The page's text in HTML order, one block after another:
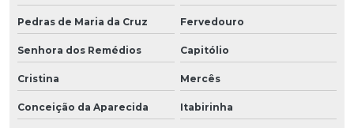
Pedras de Maria da Cruz Fervedouro
Senhora dos Remédios Capitólio
Cristina Mercês
Conceição da Aparecida Itabirinha